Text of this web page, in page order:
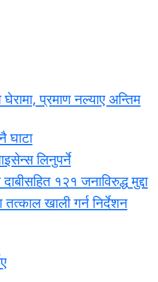
प्रमाण नल्याए अन्तिम
घाटा
लिनुपर्ने
१२१ जनाविरुद्ध मुद्दा
खाली गर्न निर्देशन